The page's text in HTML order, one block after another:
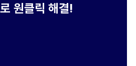
원클릭 해결!